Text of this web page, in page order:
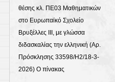
θέσης κλ. ΠΕ03 Μαθηματικών
στο Ευρωπαϊκό Σχολείο
Βρυξέλλες ΙΙΙ, με γλώσσα
διδασκαλίας την ελληνική (Αρ.
Πρόσκλησης 33598/Η2/18-3-
2026) Ο πίνακας